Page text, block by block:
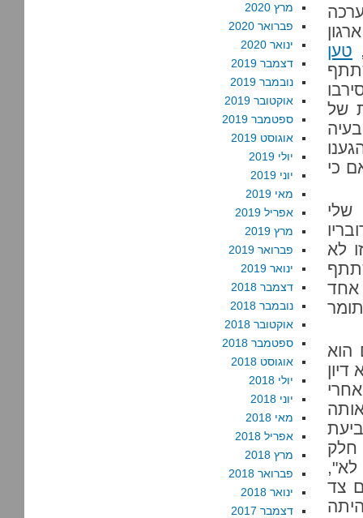
טען
של
כי
שלי
לא
אחד
הוא
לא",
צד
מרץ 2020
פברואר 2020
ינואר 2020
דצמבר 2019
נובמבר 2019
אוקטובר 2019
ספטמבר 2019
אוגוסט 2019
יולי 2019
יוני 2019
מאי 2019
אפריל 2019
מרץ 2019
פברואר 2019
ינואר 2019
דצמבר 2018
נובמבר 2018
אוקטובר 2018
ספטמבר 2018
אוגוסט 2018
יולי 2018
יוני 2018
מאי 2018
אפריל 2018
מרץ 2018
פברואר 2018
ינואר 2018
דצמבר 2017